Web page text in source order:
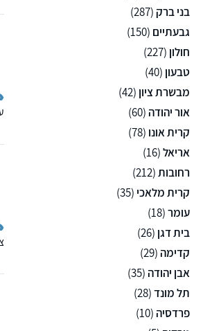
בני ברק(287)
גבעתיים (150)
חולון (227)
טבעון (40)
מבשרת ציון (42)
אור יהודה (60)
קרית אונו (78)
אריאל(16)
רחובות(212)
קרית מלאכי (35)
עומר(18)
בית דגן (26)
קדימה (29)
אבן יהודה (35)
תל מונד(28)
פרדסיה (10)